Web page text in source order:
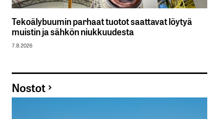
Tekoälybuumin parhaat tuotot saattavat löytyä
muistin ja sähkön niukkuudesta
7.8.2026
Nostot